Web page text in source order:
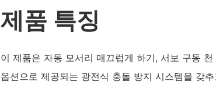
제품 특징
이 제품은 자동 모서리 매끄럽게 하기, 서보 구동
옵션으로 제공되는 광전식 충돌 방지 시스템을 갖